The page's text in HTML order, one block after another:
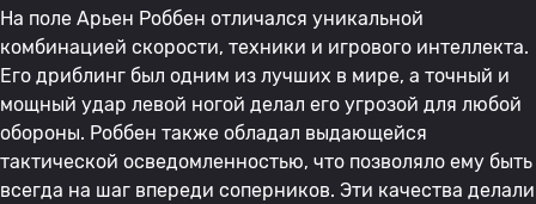
На поле Арьен Роббен отличался уникальной
комбинацией скорости, техники и игрового интеллекта.
Его дриблинг был одним из лучших в мире, а точный и
мощный удар левой ногой делал его угрозой для любой
обороны. Роббен также обладал выдающейся
тактической осведомленностью, что позволяло ему быть
всегда на шаг впереди соперников. Эти качества делали